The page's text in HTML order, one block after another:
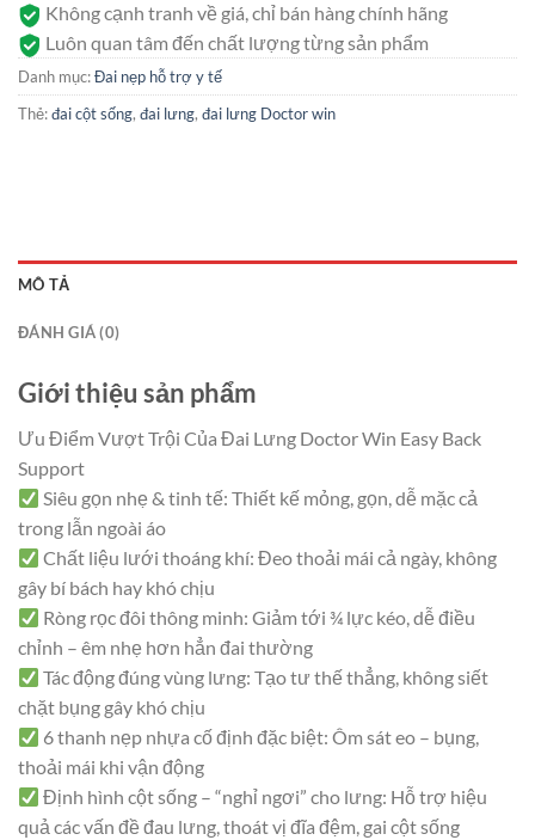
Không cạnh tranh về giá, chỉ bán hàng chính hãng
Luôn quan tâm đến chất lượng từng sản phẩm
Danh mục:Đai nẹp hỗ trợ y tế
Thẻ:đai cột sống, đai lưng, đai lưng Doctor win
MÔ TẢ
ĐÁNH GIÁ (0)
Giới thiệu sản phẩm
Ưu Điểm Vượt Trội Của Đai Lưng Doctor Win Easy Back
Support
Siêu gọn nhẹ & tinh tế: Thiết kế mỏng, gọn, dễ mặc cả
trong lẫn ngoài áo
Chất liệu lưới thoáng khí: Đeo thoải mái cả ngày, không
gây bí bách hay khó chịu
Ròng rọc đôi thông minh: Giảm tới ¾ lực kéo, dễ điều
chỉnh – êm nhẹ hơn hẳn đai thường
Tác động đúng vùng lưng: Tạo tư thế thẳng, không siết
chặt bụng gây khó chịu
6 thanh nẹp nhựa cố định đặc biệt: Ôm sát eo – bụng,
thoải mái khi vận động
Định hình cột sống – “nghỉ ngơi” cho lưng: Hỗ trợ hiệu
quả các vấn đề đau lưng, thoát vị đĩa đệm, gai cột sống